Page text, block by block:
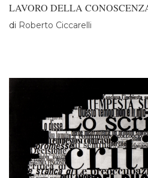
LAVORO DELLA
di Roberto Ciccarelli